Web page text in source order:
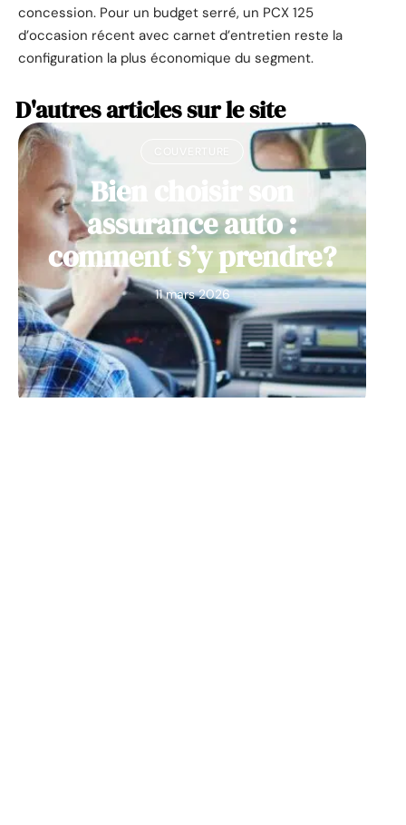
concession. Pour un budget serré, un PCX 125
d’occasion récent avec carnet d’entretien reste la
configuration la plus économique du segment.
D'autres articles sur le site
Bien choisir son
assurance auto :
comment s’y prendre?
11 mars 2026